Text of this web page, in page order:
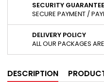
SECURITY
SECURE PAYMENT /
DELIVERY POLICY
ALL OUR PACKAGES
DESCRIPTION